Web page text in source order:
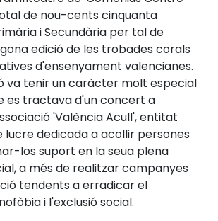
de nou-cents cinquanta
i Secundària per tal de
edició de les trobades corals
d'ensenyament valencianes.
va tenir un caràcter molt especial
es tractava d'un concert a
'València Acull', entitat
lucre dedicada a acollir persones
los suport en la seua plena
a més de realitzar campanyes
tendents a erradicar el
i l'exclusió social.